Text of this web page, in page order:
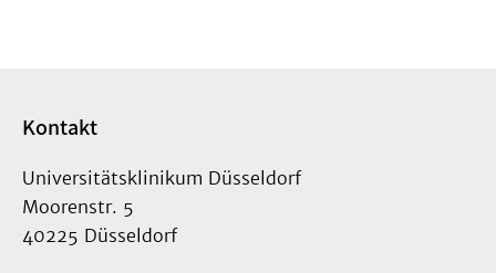
Kontakt
Universitätsklinikum Düsseldorf
Moorenstr. 5
40225 Düsseldorf